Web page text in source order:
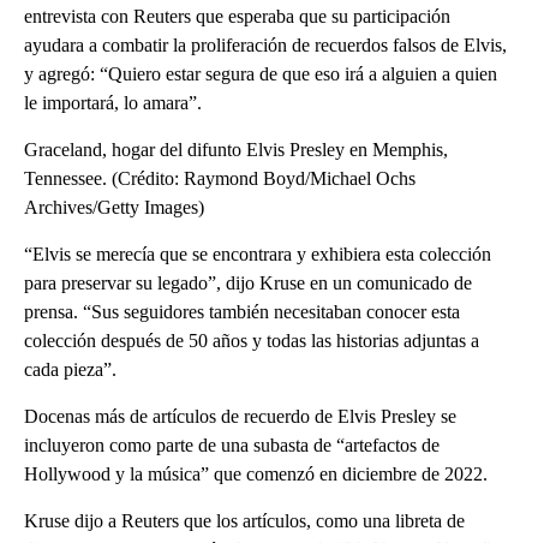
entrevista con Reuters que esperaba que su participación
ayudara a combatir la proliferación de recuerdos falsos de Elvis,
y agregó: “Quiero estar segura de que eso irá a alguien a quien
le importará, lo amara”.
Graceland, hogar del difunto Elvis Presley en Memphis,
Tennessee. (Crédito: Raymond Boyd/Michael Ochs
Archives/Getty Images)
“Elvis se merecía que se encontrara y exhibiera esta colección
para preservar su legado”, dijo Kruse en un comunicado de
prensa. “Sus seguidores también necesitaban conocer esta
colección después de 50 años y todas las historias adjuntas a
cada pieza”.
Docenas más de artículos de recuerdo de Elvis Presley se
incluyeron como parte de una subasta de “artefactos de
Hollywood y la música” que comenzó en diciembre de 2022.
Kruse dijo a Reuters que los artículos, como una libreta de